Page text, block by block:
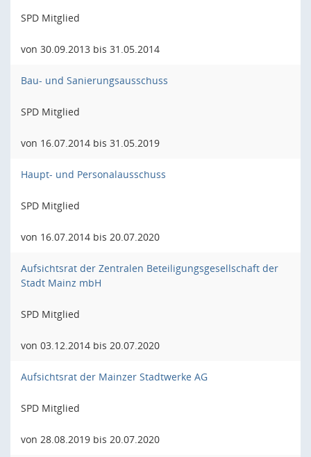
SPD Mitglied
von 30.09.2013 bis 31.05.2014
Bau- und Sanierungsausschuss
SPD Mitglied
von 16.07.2014 bis 31.05.2019
Haupt- und Personalausschuss
SPD Mitglied
von 16.07.2014 bis 20.07.2020
Aufsichtsrat der Zentralen Beteiligungsgesellschaft der
Stadt Mainz mbH
SPD Mitglied
von 03.12.2014 bis 20.07.2020
Aufsichtsrat der Mainzer Stadtwerke AG
SPD Mitglied
von 28.08.2019 bis 20.07.2020